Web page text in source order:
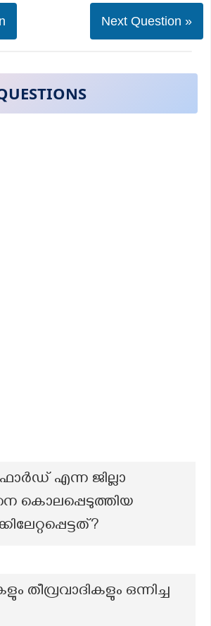
Next Question »
എന്ന ജില്ലാ
കൊലപ്പെടുത്തിയ
തീവ്രവാദികളും ഒന്നിച്ച